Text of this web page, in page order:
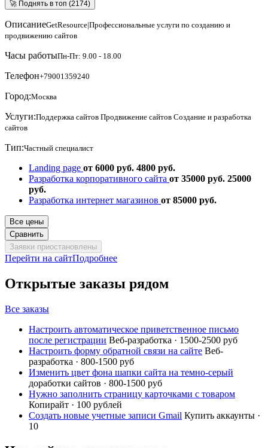
🚀 Поднять в топ (2174)
ОписаниеGetResource|Профессиональные услуги по созданию и
продвижению сайтов
Часы работыПн-Пт: 9.00 - 18.00
Телефон+79001359240
Город:Москва
Услуги:Поддержка сайтов Продвижение сайтов Создание и разработка
сайтов
Тип:Частный специалист
Landing page от 6000 руб. 4800 руб.
Разработка корпоративного сайта от 35000 руб. 25000
руб.
Разработка интернет магазинов от 85000 руб.
Все цены
Сравнить
Заявки приостановлены
Перейти на сайтПодробнее
Открытые заказы рядом
Все заказы
Настроить автоматическое приветственное письмо
после регистрации Веб-разработка · 1500-2500 руб
Настроить форму обратной связи на сайте Веб-
разработка · 800-1500 руб
Изменить цвет фона шапки сайта на темно-серый
доработки сайтов · 800-1500 руб
Нужно заполнить страницу карточками с товаром
Копирайт · 100 рублей
Создать новые учетные записи Gmail Купить аккаунты ·
10